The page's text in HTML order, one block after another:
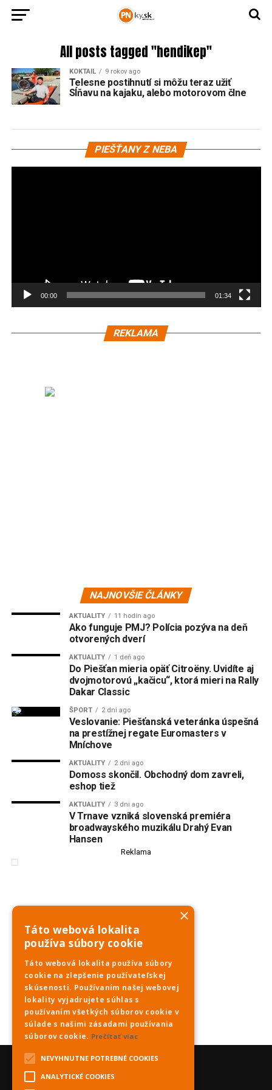
All posts tagged "hendikep"
KOKTAIL 9 rokov ago
Telesne postihnutí si môžu teraz užiť
Sĺňavu na kajaku, alebo motorovom člne
PIEŠŤANY Z NEBA
00:00 01:34
REKLAMA
NAJNOVŠIE ČLÁNKY
AKTUALITY 11 hodín ago
Ako funguje PMJ? Polícia pozýva na deň
otvorených dverí
AKTUALITY 1 deň ago
Do Piešťan mieria opäť Citroëny. Uvidíte aj
dvojmotorovú „kačicu“, ktorá mieri na Rally
Dakar Classic
ŠPORT 2 dni ago
Veslovanie: Piešťanská veteránka úspešná
na prestížnej regate Euromasters v
Mníchove
AKTUALITY 2 dni ago
Domoss skončil. Obchodný dom zavreli,
eshop tiež
AKTUALITY 3 dni ago
V Trnave vzniká slovenská premiéra
broadwayského muzikálu Drahý Evan
Hansen
Reklama
×
Táto webová lokalita
používa súbory cookie
Táto webová lokalita používa súbory
cookie na zlepšenie používateľskej
skúsenosti. Používaním našej webovej
lokality vyjadrujete súhlas s
používaním všetkých súborov cookie v
súlade s našimi zásadami používania
súborov cookie. Prečítať viac
NEVYHNUTNE POTREBNÉ COOKIES
ANALYTICKÉ COOKIES